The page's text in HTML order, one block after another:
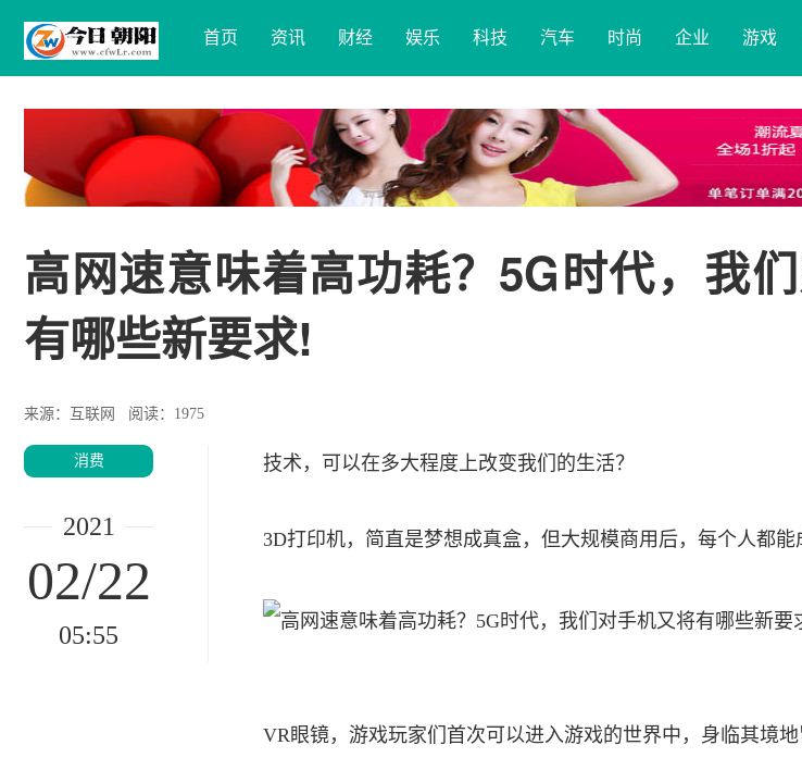
首页 资讯 财经 娱乐 科技 汽车 时尚 企业 游戏
高网速意味着高功耗？5G时代，我
有哪些新要求!
来源：互联网 阅读：1975
消费
2021
02/22
05:55
技术，可以在多大程度上改变我们的生活？
3D打印机，简直是梦想成真盒，但大规模商用后，每个人都能
VR眼镜，游戏玩家们首次可以进入游戏的世界中，身临其境地